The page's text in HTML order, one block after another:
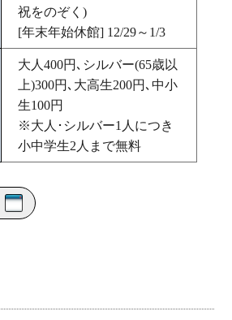
祝をのぞく)
[年末年始休館] 12/29～1/3
大人400円､シルバー(65歳以
上)300円､大高生200円､中小
生100円
※大人･シルバー1人につき
小中学生2人まで無料